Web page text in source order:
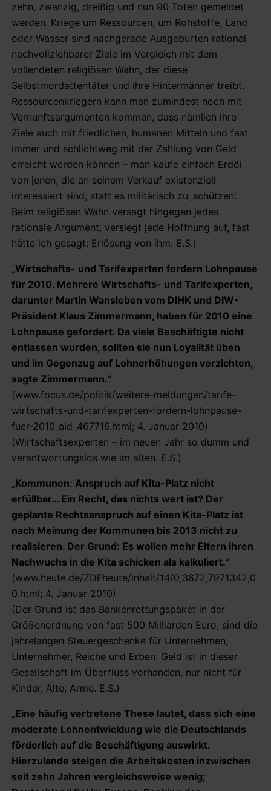
zehn, zwanzig, dreißig und nun 90 Toten gemeldet
werden. Kriege um Ressourcen, um Rohstoffe, Land
oder Wasser sind nachgerade Ausgeburten rational
nachvollziehbarer Ziele im Vergleich mit dem
vollendeten religiösen Wahn, der diese
Selbstmordattentäter und ihre Hintermänner treibt.
Ressourcenkriegern kann man zumindest noch mit
Vernunftsargumenten kommen, dass nämlich ihre
Ziele auch mit friedlichen, humanen Mitteln und fast
immer und schlichtweg mit der Zahlung von Geld
erreicht werden können – man kaufe einfach Erdöl
von jenen, die an seinem Verkauf existenziell
interessiert sind, statt es militärisch zu ‚schützen’.
Beim religiösen Wahn versagt hingegen jedes
rationale Argument, versiegt jede Hoffnung auf, fast
hätte ich gesagt: Erlösung von ihm. E.S.)
„Wirtschafts- und Tarifexperten fordern Lohnpause
für 2010. Mehrere Wirtschafts- und Tarifexperten,
darunter Martin Wansleben vom DIHK und DIW-
Präsident Klaus Zimmermann, haben für 2010 eine
Lohnpause gefordert. Da viele Beschäftigte nicht
entlassen wurden, sollten sie nun Loyalität üben
und im Gegenzug auf Lohnerhöhungen verzichten,
sagte Zimmermann.“
(www.focus.de/politik/weitere-meldungen/tarife-
wirtschafts-und-tarifexperten-fordern-lohnpause-
fuer-2010_aid_467716.html; 4. Januar 2010)
(Wirtschaftsexperten – im neuen Jahr so dumm und
verantwortungslos wie im alten. E.S.)
„Kommunen: Anspruch auf Kita-Platz nicht
erfüllbar… Ein Recht, das nichts wert ist? Der
geplante Rechtsanspruch auf einen Kita-Platz ist
nach Meinung der Kommunen bis 2013 nicht zu
realisieren. Der Grund: Es wollen mehr Eltern ihren
Nachwuchs in die Kita schicken als kalkuliert.“
(www.heute.de/ZDFheute/inhalt/14/0,3672,7971342,0
0.html; 4. Januar 2010)
(Der Grund ist das Bankenrettungspaket in der
Größenordnung von fast 500 Milliarden Euro, sind die
jahrelangen Steuergeschenke für Unternehmen,
Unternehmer, Reiche und Erben. Geld ist in dieser
Gesellschaft im Überfluss vorhanden, nur nicht für
Kinder, Alte, Arme. E.S.)
„Eine häufig vertretene These lautet, dass sich eine
moderate Lohnentwicklung wie die Deutschlands
förderlich auf die Beschäftigung auswirkt.
Hierzulande steigen die Arbeitskosten inzwischen
seit zehn Jahren vergleichsweise wenig;